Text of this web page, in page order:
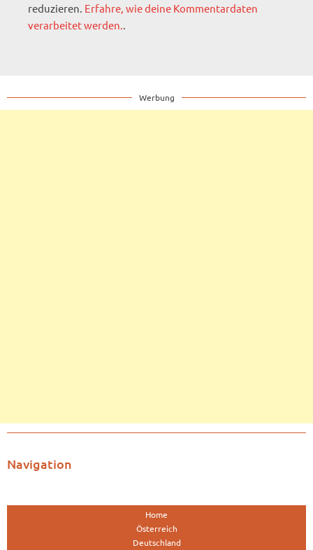
reduzieren. Erfahre, wie deine Kommentardaten
verarbeitet werden..
Werbung
Navigation
Home
Österreich
Deutschland